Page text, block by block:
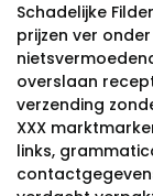
Schadelijke
prijzen ver
overslaan
verzending
XXX
links,